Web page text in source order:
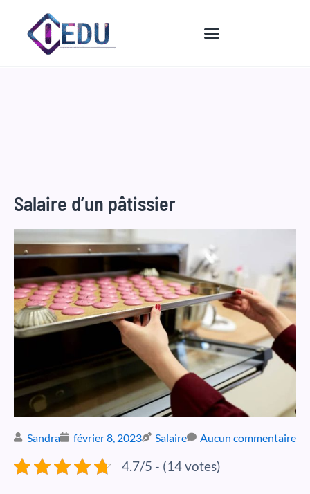
contenu
Salaire d’un pâtissier
Sandra février 8, 2023 Salaire Aucun commentaire
4.7/5 - (14 votes)